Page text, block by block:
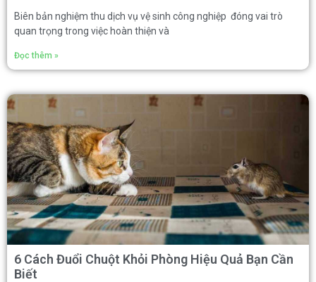
Biên bản nghiệm thu dịch vụ vệ sinh công nghiệp đóng vai trò
quan trọng trong việc hoàn thiện và
Đọc thêm »
6 Cách Đuổi Chuột Khỏi Phòng Hiệu Quả Bạn Cần
Biết